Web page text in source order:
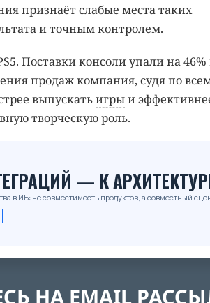
признаёт слабые места таких
и точным контролем.
Поставки консоли упали на 46%
продаж компания, судя по
выпускатьигрыи
творческую роль.
— К
в ИБ: не совместимость продуктов, а совместный
НА EMAIL